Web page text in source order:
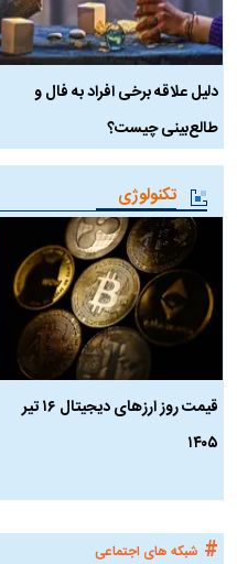
دلیل علاقه برخی افراد به فال و
طالع‌بینی چیست؟
تکنولوژی
قیمت روز ارز‌های دیجیتال ۱۶ تیر
۱۴۰۵
# شبکه های اجتماعی